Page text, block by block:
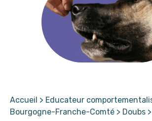
Accueil > Educateur
Bourgogne-Franche-Comté > Doubs >